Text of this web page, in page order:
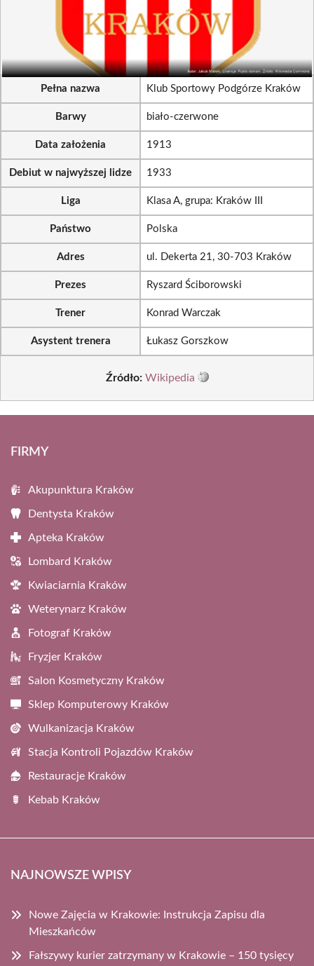
Pełna nazwa Klub Sportowy Podgórze Kraków
Barwy biało-czerwone
Data założenia 1913
Debiut w najwyższej lidze 1933
Liga Klasa A, grupa: Kraków III
Państwo Polska
Adres ul. Dekerta 21, 30-703 Kraków
Prezes Ryszard Ściborowski
Trener Konrad Warczak
Asystent trenera Łukasz Gorszkow
Źródło: Wikipedia
FIRMY
Akupunktura Kraków
Dentysta Kraków
Apteka Kraków
Lombard Kraków
Kwiaciarnia Kraków
Weterynarz Kraków
Fotograf Kraków
Fryzjer Kraków
Salon Kosmetyczny Kraków
Sklep Komputerowy Kraków
Wulkanizacja Kraków
Stacja Kontroli Pojazdów Kraków
Restauracje Kraków
Kebab Kraków
NAJNOWSZE WPISY
Nowe Zajęcia w Krakowie: Instrukcja Zapisu dla
Mieszkańców
Fałszywy kurier zatrzymany w Krakowie – 150 tysięcy